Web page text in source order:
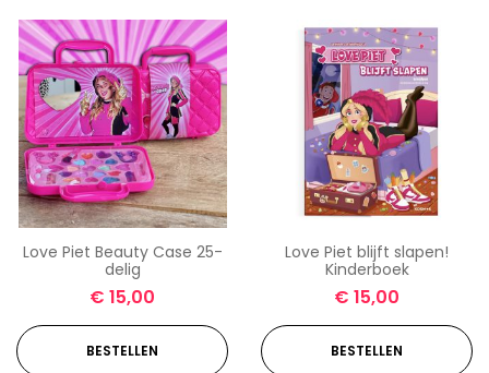
Love Piet Beauty Case 25-
delig
€ 15,00
BESTELLEN
Love Piet blijft slapen!
Kinderboek
€ 15,00
BESTELLEN